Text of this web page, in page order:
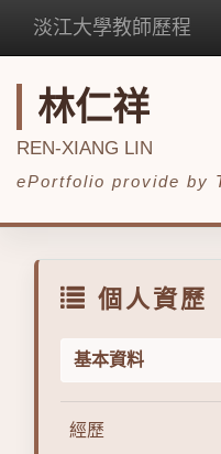
淡江大學教師歷程
林仁祥
REN-XIANG LIN
ePortfolio provide by
個人資歷
基本資料
經歷